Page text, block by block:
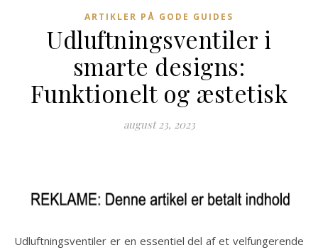
ARTIKLER PÅ GODE GUIDES
Udluftningsventiler i
smarte designs:
Funktionelt og æstetisk
august 23, 2023
Udluftningsventiler er en essentiel del af et velfungerende